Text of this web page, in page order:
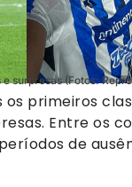
surpresas (Fotos:
os primeiros
Entre os
de